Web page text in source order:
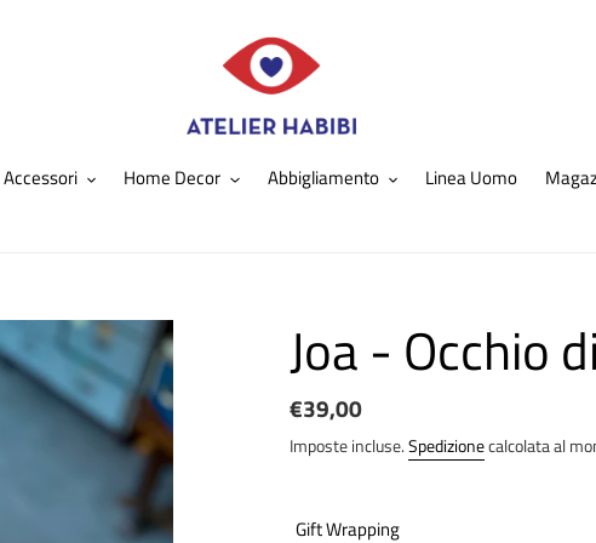
Accessori Home Decor Abbigliamento Linea Uomo
Joa - Occhio
Prezzo
di
€39,00
Imposte incluse.Spedizionecalcolata al
Gift Wrapping